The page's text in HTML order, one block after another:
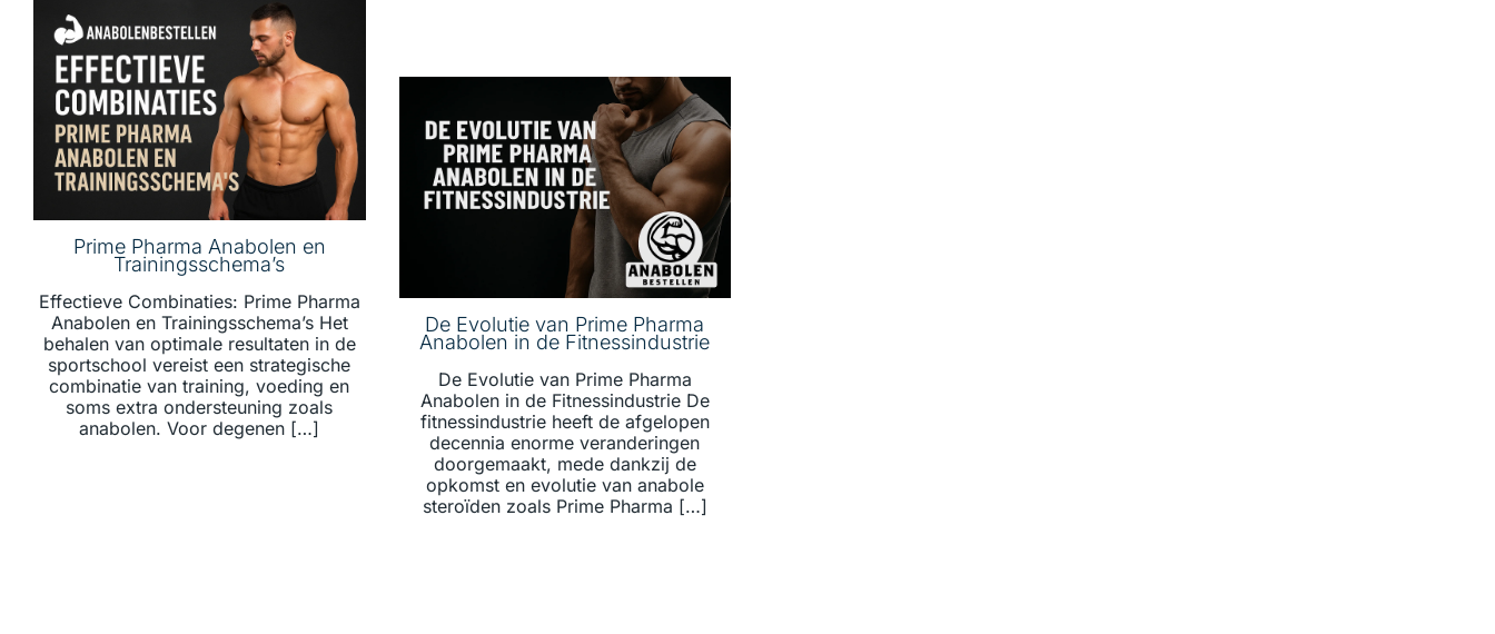
Prime Pharma Anabolen en
Trainingsschema’s
Effectieve Combinaties: Prime Pharma
Anabolen en Trainingsschema’s Het
behalen van optimale resultaten in de
sportschool vereist een strategische
combinatie van training, voeding en
soms extra ondersteuning zoals
anabolen. Voor degenen […]
De Evolutie van Prime Pharma
Anabolen in de Fitnessindustrie
De Evolutie van Prime Pharma
Anabolen in de Fitnessindustrie De
fitnessindustrie heeft de afgelopen
decennia enorme veranderingen
doorgemaakt, mede dankzij de
opkomst en evolutie van anabole
steroïden zoals Prime Pharma […]